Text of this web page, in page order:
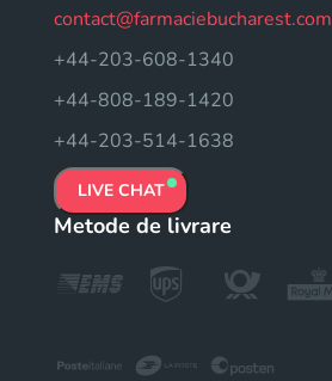
contact@farmaciebucharest.com
+44-203-608-1340
+44-808-189-1420
+44-203-514-1638
LIVE CHAT
Metode de livrare